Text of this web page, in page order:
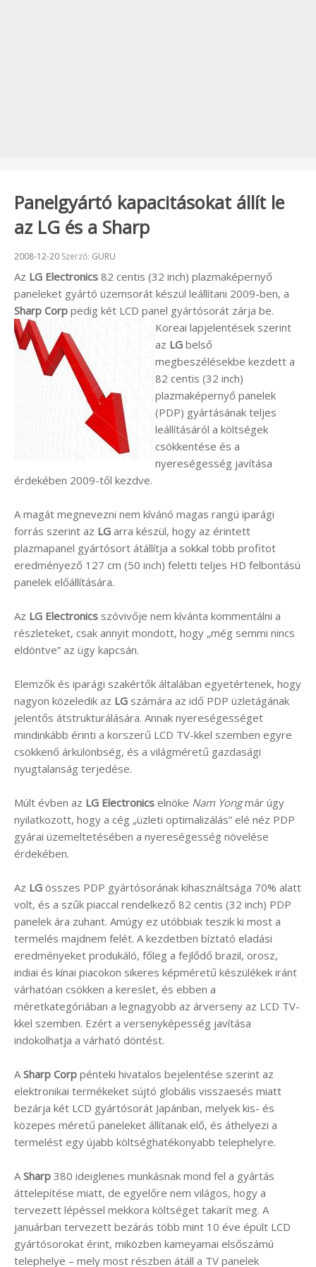
Panelgyártó kapacitásokat állít le
az LG és a Sharp
Beküldve:
2008-12-20 Szerző: GURU
Az LG Electronics 82 centis (32 inch) plazmaképernyő
paneleket gyártó üzemsorát készül leállítani 2009-ben, a
Sharp Corp pedig két LCD panel gyártósorát zárja be.
Koreai lapjelentések szerint
az LG belső
megbeszélésekbe kezdett a
82 centis (32 inch)
plazmaképernyő panelek
(PDP) gyártásának teljes
leállításáról a költségek
csökkentése és a
nyereségesség javítása
érdekében 2009-től kezdve.
A magát megnevezni nem kívánó magas rangú iparági
forrás szerint az LG arra készül, hogy az érintett
plazmapanel gyártósort átállítja a sokkal több profitot
eredményező 127 cm (50 inch) feletti teljes HD felbontású
panelek előállítására.
Az LG Electronics szóvivője nem kívánta kommentálni a
részleteket, csak annyit mondott, hogy „még semmi nincs
eldöntve” az ügy kapcsán.
Elemzők és iparági szakértők általában egyetértenek, hogy
nagyon közeledik az LG számára az idő PDP üzletágának
jelentős átstrukturálására. Annak nyereségességet
mindinkább érinti a korszerű LCD TV-kkel szemben egyre
csökkenő árkülönbség, és a világméretű gazdasági
nyugtalanság terjedése.
Múlt évben az LG Electronics elnöke Nam Yongmár úgy
nyilatkozott, hogy a cég „üzleti optimalizálás” elé néz PDP
gyárai üzemeltetésében a nyereségesség növelése
érdekében.
Az LG összes PDP gyártósorának kihasználtsága 70% alatt
volt, és a szűk piaccal rendelkező 82 centis (32 inch) PDP
panelek ára zuhant. Amúgy ez utóbbiak teszik ki most a
termelés majdnem felét. A kezdetben bíztató eladási
eredményeket produkáló, főleg a fejlődő brazil, orosz,
indiai és kínai piacokon sikeres képméretű készülékek iránt
várhatóan csökken a kereslet, és ebben a
méretkategóriában a legnagyobb az árverseny az LCD TV-
kkel szemben. Ezért a versenyképesség javítása
indokolhatja a várható döntést.
A Sharp Corp pénteki hivatalos bejelentése szerint az
elektronikai termékeket sújtó globális visszaesés miatt
bezárja két LCD gyártósorát Japánban, melyek kis- és
közepes méretű paneleket állítanak elő, és áthelyezi a
termelést egy újabb költséghatékonyabb telephelyre.
A Sharp 380 ideiglenes munkásnak mond fel a gyártás
áttelepítése miatt, de egyelőre nem világos, hogy a
tervezett lépéssel mekkora költséget takarít meg. A
januárban tervezett bezárás több mint 10 éve épült LCD
gyártósorokat érint, miközben kameyamai elsőszámú
telephelye – mely most részben átáll a TV panelek